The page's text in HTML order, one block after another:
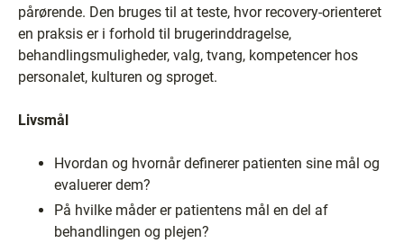
pårørende. Den bruges til at teste, hvor recovery-orienteret
en praksis er i forhold til brugerinddragelse,
behandlingsmuligheder, valg, tvang, kompetencer hos
personalet, kulturen og sproget.
Livsmål
Hvordan og hvornår definerer patienten sine mål og
evaluerer dem?
På hvilke måder er patientens mål en del af
behandlingen og plejen?